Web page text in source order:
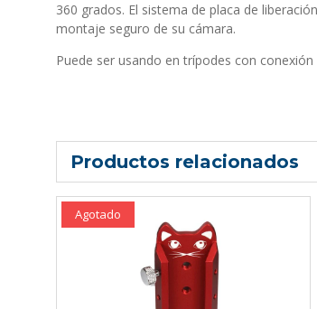
360 ​​grados. El sistema de placa de
montaje seguro de su cámara.
Puede ser usando en trípodes con
Productos relacionados
Agotado